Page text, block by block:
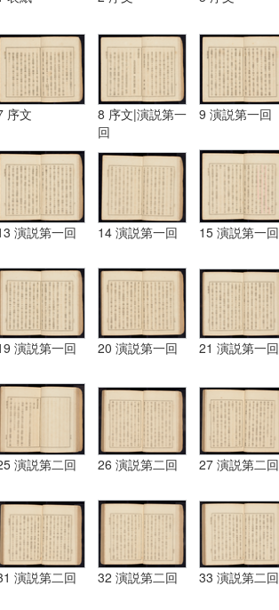
序文
8 序文|演説第一
回
9 演説第一回
演説第一回 14 演説第一回 15 演説第一回
演説第一回 20 演説第一回 21 演説第一回
演説第二回 26 演説第二回 27 演説第二回
演説第二回 32 演説第二回 33 演説第二回